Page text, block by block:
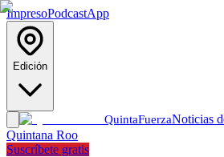
ImpresoPodcastApp
Edición
QuintaFuerzaNoticias
Quintana Roo
Suscríbete gratis